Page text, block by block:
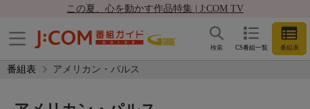
この夏、心を動かす作品特集 | J:COM TV
CS番組一覧 番組表
検索
番組表 アメリカン・パルス